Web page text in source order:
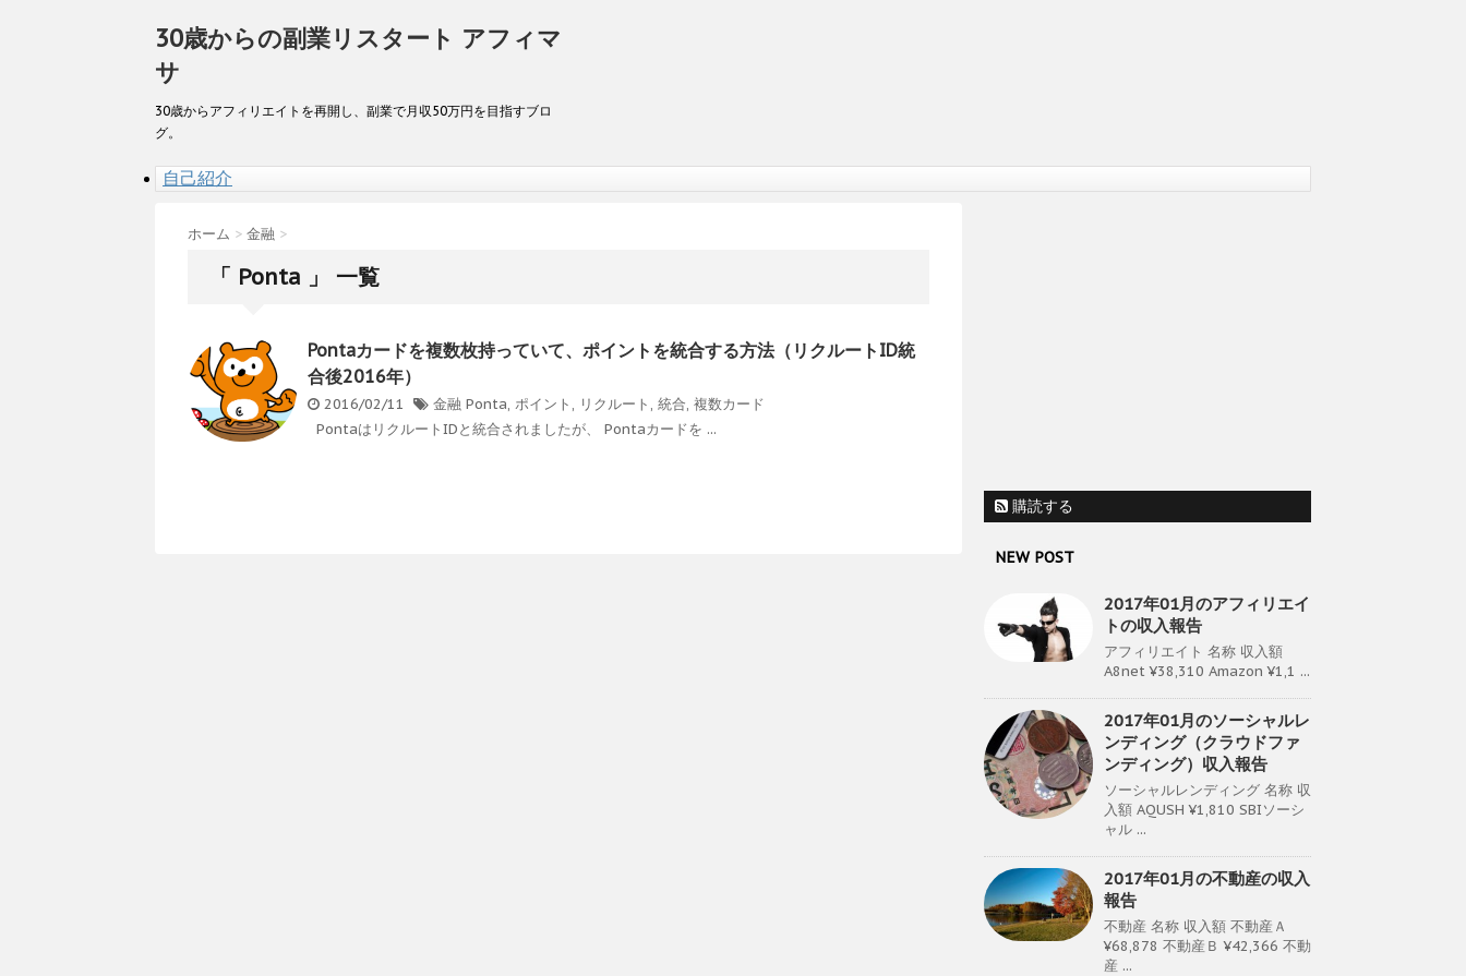
30歳からの副業リスタート アフィマ
サ
30歳からアフィリエイトを再開し、副業で月収50万円を目指すブロ
グ。
自己紹介
ホーム > 金融 >
「 Ponta 」 一覧
Pontaカードを複数枚持っていて、ポイントを統合する方法（リクルートID統
合後2016年）
2016/02/11 金融 Ponta, ポイント , リクルート , 統合, 複数カード
PontaはリクルートIDと統合されましたが、 Pontaカードを ...
購読する
NEW POST
2017年01月のアフィリエイ
トの収入報告
アフィリエイト 名称 収入額
A8net ¥38,310 Amazon ¥1,1 ...
2017年01月のソーシャルレ
ンディング（クラウドファ
ンディング）収入報告
ソーシャルレンディング 名称 収
入額 AQUSH ¥1,810 SBIソーシ
ャル ...
2017年01月の不動産の収入
報告
不動産 名称 収入額 不動産Ａ
¥68,878 不動産Ｂ ¥42,366 不動
産 ...